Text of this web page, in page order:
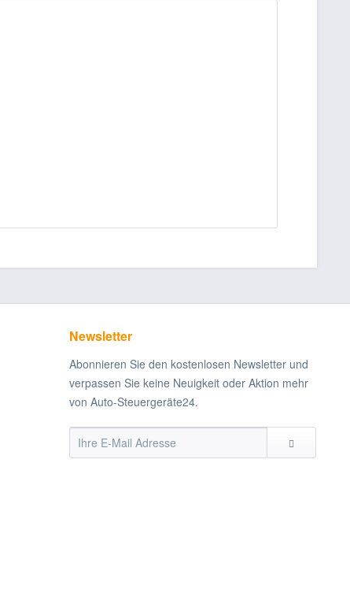
Newsletter
Abonnieren Sie den kostenlosen Newsletter und
verpassen Sie keine Neuigkeit oder Aktion mehr
von Auto-Steuergeräte24.